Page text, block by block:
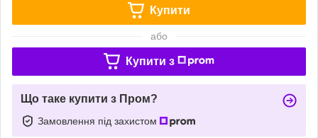
Купити
або
Купити з
Що таке купити з Пром?
Замовлення під захистом